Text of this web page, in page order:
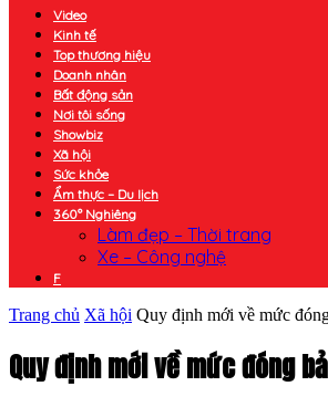
Video
Kinh tế
Top thương hiệu
Doanh nhân
Bất động sản
Nơi tôi sống
Showbiz
Xã hội
Sức khỏe
Ẩm thực – Du lịch
360° Nghiêng
Làm đẹp – Thời trang
Xe – Công nghệ
F
Trang chủ Xã hội Quy định mới về mức
Quy định mới về mức đóng